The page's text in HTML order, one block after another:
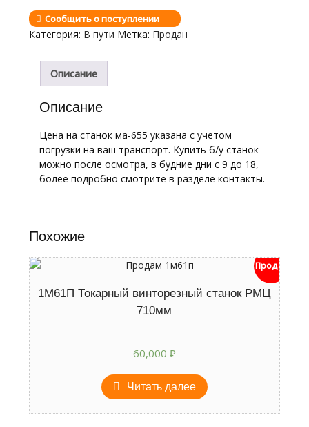
Сообщить о поступлении
Категория: В пути Метка: Продан
Описание
Описание
Цена на станок ма-655 указана с учетом
погрузки на ваш транспорт. Купить б/у станок
можно после осмотра, в будние дни с 9 до 18,
более подробно смотрите в разделе контакты.
Похожие
Продан
1М61П Токарный винторезный станок РМЦ
710мм
60,000 ₽
Читать далее